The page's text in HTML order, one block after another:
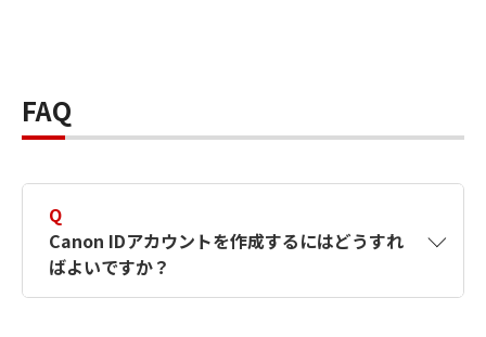
FAQ
Q
Canon IDアカウントを作成するにはどうすれ
ばよいですか？